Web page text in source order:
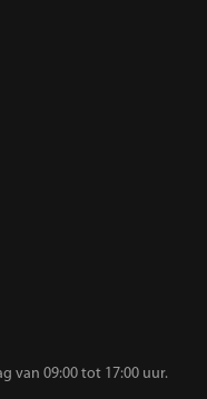
van 09:00 tot 17:00 uur.